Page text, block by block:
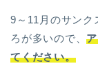
9～11月のサンク
ろが多いので、
てください。